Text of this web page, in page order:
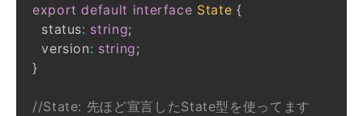
export default interface State {
  status
: string;
  version
: string;
}
//State: 先ほど宣言したState型を使ってます